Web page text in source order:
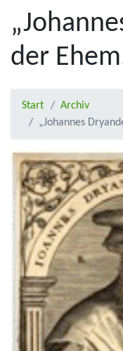
der
Start
Archiv
„Johannes